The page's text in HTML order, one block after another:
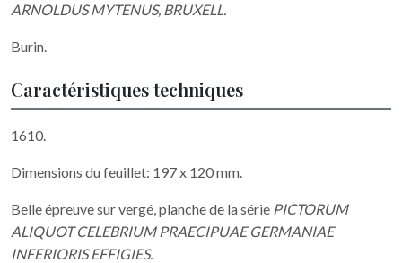
ARNOLDUS MYTENUS, BRUXELL.
Burin.
Caractéristiques techniques
1610.
Dimensions du feuillet: 197 x 120 mm.
Belle épreuve sur vergé, planche de la série PICTORUM
ALIQUOT CELEBRIUM PRAECIPUAE GERMANIAE
INFERIORIS EFFIGIES.